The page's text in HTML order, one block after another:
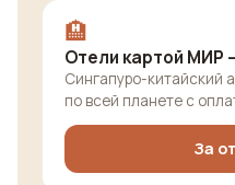
🏨
Отели картой МИР
Сингапуро-китайский
по всей планете с
За